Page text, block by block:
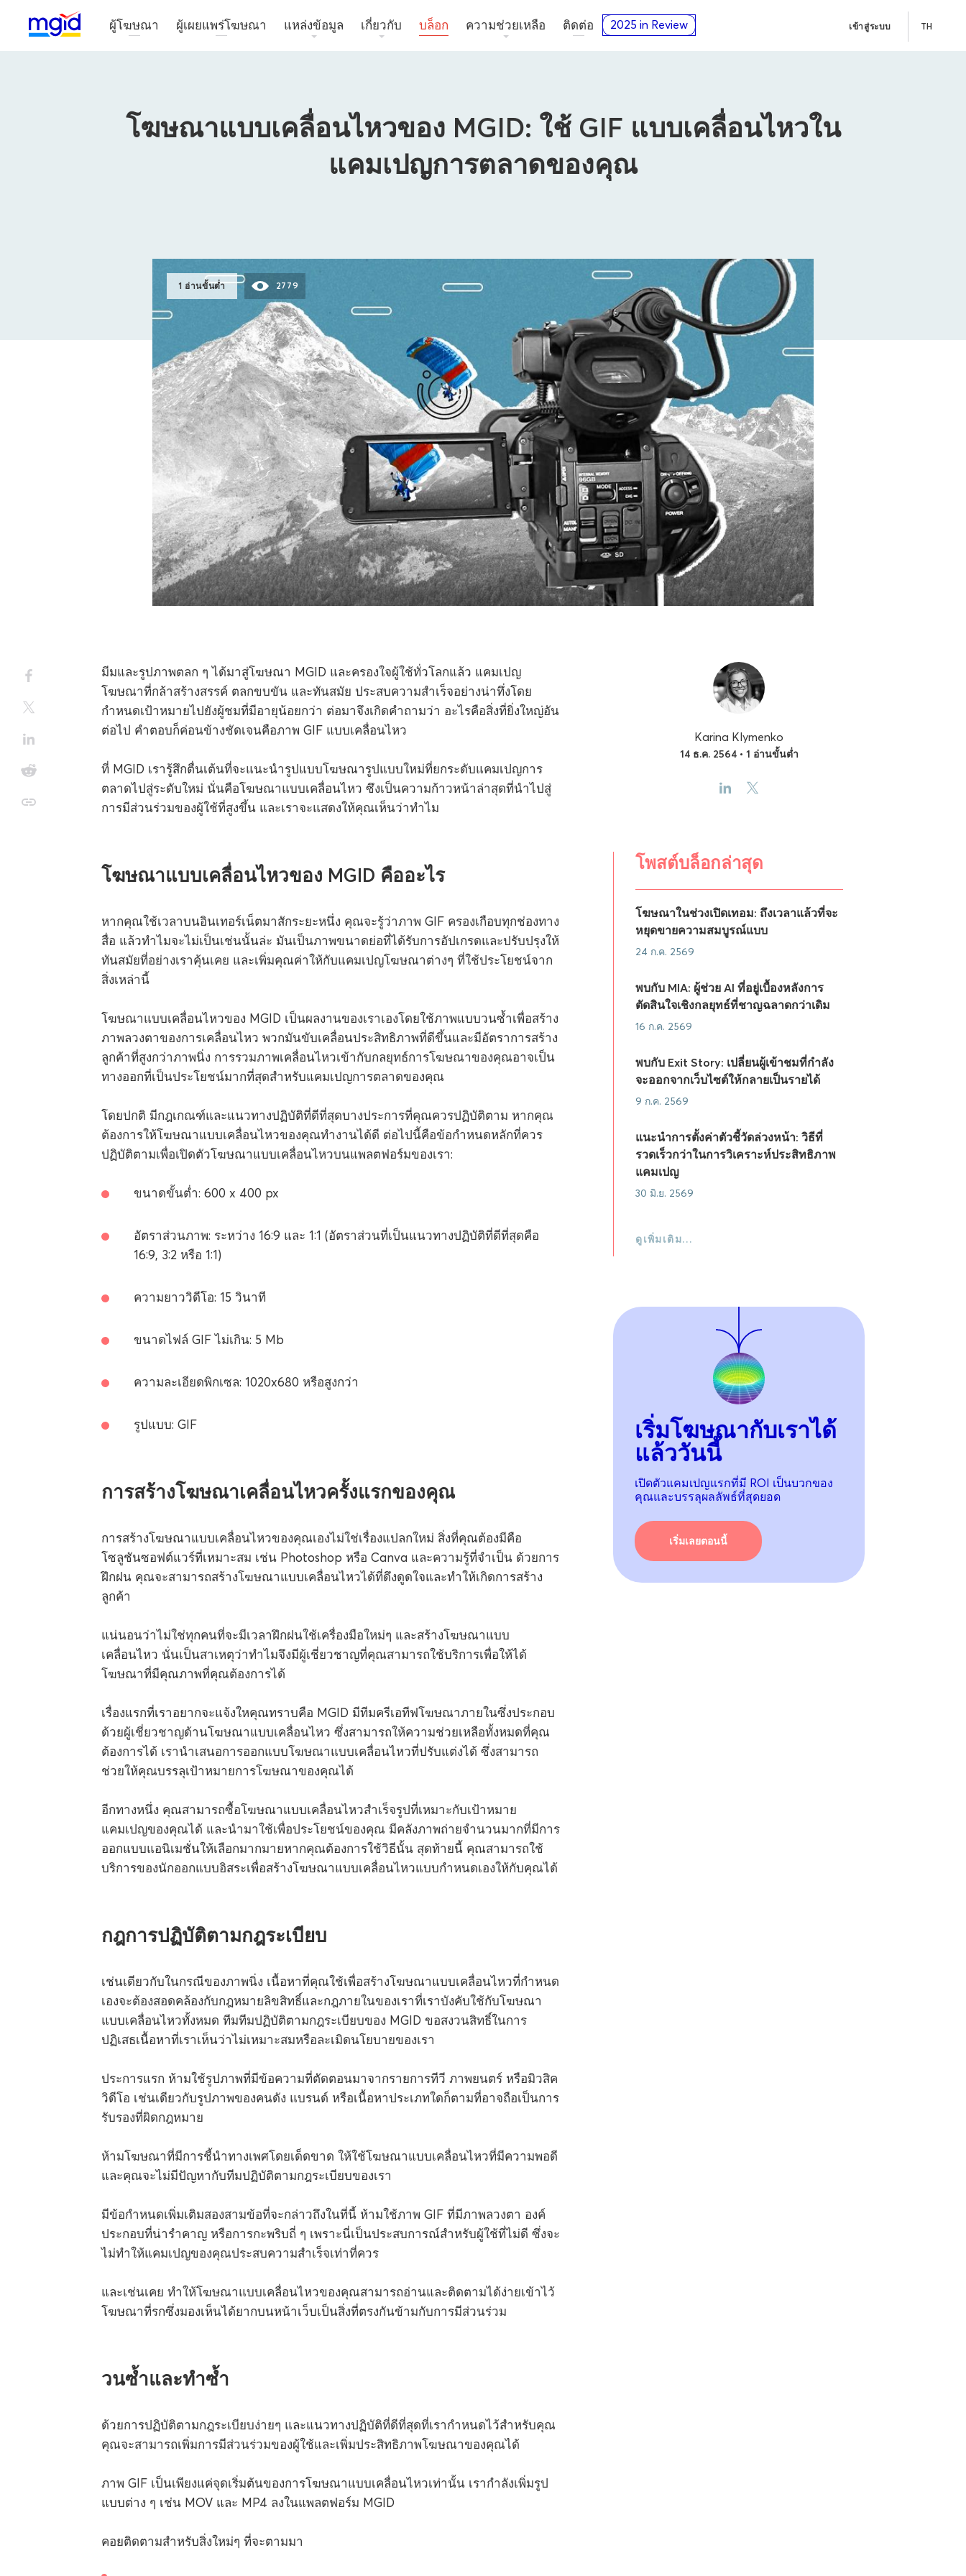
ผู้โฆษณา ผู้เผยแพร่โฆษณา แหล่งข้อมูล เกี่ยวกับ บล็อก ความช่วยเหลือ ติดต่อ 2025 in Review เข้าสู่ระบบ TH
โฆษณาแบบเคลื่อนไหวของ MGID: ใช้ GIF แบบเคลื่อนไหวใน
แคมเปญการตลาดของคุณ
1 อ่านขั้นต่ำ 2779
มีมและรูปภาพตลก ๆ ได้มาสู่โฆษณา MGID และครองใจผู้ใช้ทั่วโลกแล้ว แคมเปญ
โฆษณาที่กล้าสร้างสรรค์ ตลกขบขัน และทันสมัย ประสบความสำเร็จอย่างน่าทึ่งโดย
กำหนดเป้าหมายไปยังผู้ชมที่มีอายุน้อยกว่า ต่อมาจึงเกิดคำถามว่า อะไรคือสิ่งที่ยิ่งใหญ่อัน
ต่อไป คำตอบก็ค่อนข้างชัดเจนคือภาพ GIF แบบเคลื่อนไหว
ที่ MGID เรารู้สึกตื่นเต้นที่จะแนะนำรูปแบบโฆษณารูปแบบใหม่ที่ยกระดับแคมเปญการ
ตลาดไปสู่ระดับใหม่ นั่นคือโฆษณาแบบเคลื่อนไหว ซึงเป็นความก้าวหน้าล่าสุดที่นำไปสู่
การมีส่วนร่วมของผู้ใช้ที่สูงขึ้น และเราจะแสดงให้คุณเห็นว่าทำไม
โฆษณาแบบเคลื่อนไหวของ MGID คืออะไร
หากคุณใช้เวลาบนอินเทอร์เน็ตมาสักระยะหนึ่ง คุณจะรู้ว่าภาพ GIF ครองเกือบทุกช่องทาง
สื่อ แล้วทำไมจะไม่เป็นเช่นนั้นล่ะ มันเป็นภาพขนาดย่อที่ได้รับการอัปเกรดและปรับปรุงให้
ทันสมัยที่อย่างเราคุ้นเคย และเพิ่มคุณค่าให้กับแคมเปญโฆษณาต่างๆ ที่ใช้ประโยชน์จาก
สิ่งเหล่านี้
โฆษณาแบบเคลื่อนไหวของ MGID เป็นผลงานของเราเองโดยใช้ภาพแบบวนซ้ำเพื่อสร้าง
ภาพลวงตาของการเคลื่อนไหว พวกมันขับเคลื่อนประสิทธิภาพที่ดีขึ้นและมีอัตราการสร้าง
ลูกค้าที่สูงกว่าภาพนิ่ง การรวมภาพเคลื่อนไหวเข้ากับกลยุทธ์การโฆษณาของคุณอาจเป็น
ทางออกที่เป็นประโยชน์มากที่สุดสำหรับแคมเปญการตลาดของคุณ
โดยปกติ มีกฎเกณฑ์และแนวทางปฏิบัติที่ดีที่สุดบางประการที่คุณควรปฏิบัติตาม หากคุณ
ต้องการให้โฆษณาแบบเคลื่อนไหวของคุณทำงานได้ดี ต่อไปนี้คือข้อกำหนดหลักที่ควร
ปฏิบัติตามเพื่อเปิดตัวโฆษณาแบบเคลื่อนไหวบนแพลตฟอร์มของเรา:
ขนาดขั้นต่ำ: 600 x 400 px
อัตราส่วนภาพ: ระหว่าง 16:9 และ 1:1 (อัตราส่วนที่เป็นแนวทางปฏิบัติที่ดีที่สุดคือ
16:9, 3:2 หรือ 1:1)
ความยาววิดีโอ: 15 วินาที
ขนาดไฟล์ GIF ไม่เกิน: 5 Mb
ความละเอียดพิกเซล: 1020x680 หรือสูงกว่า
รูปแบบ: GIF
การสร้างโฆษณาเคลื่อนไหวครั้งแรกของคุณ
การสร้างโฆษณาแบบเคลื่อนไหวของคุณเองไม่ใช่เรื่องแปลกใหม่ สิ่งที่คุณต้องมีคือ
โซลูชันซอฟต์แวร์ที่เหมาะสม เช่น Photoshop หรือ Canva และความรู้ที่จำเป็น ด้วยการ
ฝึกฝน คุณจะสามารถสร้างโฆษณาแบบเคลื่อนไหวได้ที่ดึงดูดใจและทำให้เกิดการสร้าง
ลูกค้า
แน่นอนว่าไม่ใช่ทุกคนที่จะมีเวลาฝึกฝนใช้เครื่องมือใหม่ๆ และสร้างโฆษณาแบบ
เคลื่อนไหว นั่นเป็นสาเหตุว่าทำไมจึงมีผู้เชี่ยวชาญที่คุณสามารถใช้บริการเพื่อให้ได้
โฆษณาที่มีคุณภาพที่คุณต้องการได้
เรื่องแรกที่เราอยากจะแจ้งใหคุณทราบคือ MGID มีทีมครีเอทีฟโฆษณาภายในซึ่งประกอบ
ด้วยผู้เชี่ยวชาญด้านโฆษณาแบบเคลื่อนไหว ซึ่งสามารถให้ความช่วยเหลือทั้งหมดที่คุณ
ต้องการได้ เรานำเสนอการออกแบบโฆษณาแบบเคลื่อนไหวที่ปรับแต่งได้ ซึ่งสามารถ
ช่วยให้คุณบรรลุเป้าหมายการโฆษณาของคุณได้
อีกทางหนึ่ง คุณสามารถซื้อโฆษณาแบบเคลื่อนไหวสำเร็จรูปที่เหมาะกับเป้าหมาย
แคมเปญของคุณได้ และนำมาใช้เพื่อประโยชน์ของคุณ มีคลังภาพถ่ายจำนวนมากที่มีการ
ออกแบบแอนิเมชั่นให้เลือกมากมายหากคุณต้องการใช้วิธีนั้น สุดท้ายนี้ คุณสามารถใช้
บริการของนักออกแบบอิสระเพื่อสร้างโฆษณาแบบเคลื่อนไหวแบบกำหนดเองให้กับคุณได้
กฎการปฏิบัติตามกฎระเบียบ
เช่นเดียวกับในกรณีของภาพนิ่ง เนื้อหาที่คุณใช้เพื่อสร้างโฆษณาแบบเคลื่อนไหวที่กำหนด
เองจะต้องสอดคล้องกับกฎหมายลิขสิทธิ์และกฎภายในของเราที่เราบังคับใช้กับโฆษณา
แบบเคลื่อนไหวทั้งหมด ทีมทีมปฏิบัติตามกฎระเบียบของ MGID ขอสงวนสิทธิ์ในการ
ปฏิเสธเนื้อหาที่เราเห็นว่าไม่เหมาะสมหรือละเมิดนโยบายของเรา
ประการแรก ห้ามใช้รูปภาพที่มีข้อความที่ตัดตอนมาจากรายการทีวี ภาพยนตร์ หรือมิวสิค
วิดีโอ เช่นเดียวกับรูปภาพของคนดัง แบรนด์ หรือเนื้อหาประเภทใดก็ตามที่อาจถือเป็นการ
รับรองที่ผิดกฎหมาย
ห้ามโฆษณาที่มีการชี้นำทางเพศโดยเด็ดขาด ให้ใช้โฆษณาแบบเคลื่อนไหวที่มีความพอดี
และคุณจะไม่มีปัญหากับทีมปฏิบัติตามกฎระเบียบของเรา
มีข้อกำหนดเพิ่มเติมสองสามข้อที่จะกล่าวถึงในที่นี้ ห้ามใช้ภาพ GIF ที่มีภาพลวงตา องค์
ประกอบที่น่ารำคาญ หรือการกะพริบถี่ ๆ เพราะนี่เป็นประสบการณ์สำหรับผู้ใช้ที่ไม่ดี ซึ่งจะ
ไม่ทำให้แคมเปญของคุณประสบความสำเร็จเท่าที่ควร
และเช่นเคย ทำให้โฆษณาแบบเคลื่อนไหวของคุณสามารถอ่านและติดตามได้ง่ายเข้าไว้
โฆษณาที่รกซึ่งมองเห็นได้ยากบนหน้าเว็บเป็นสิ่งที่ตรงกันข้ามกับการมีส่วนร่วม
วนซ้ำและทำซ้ำ
ด้วยการปฏิบัติตามกฎระเบียบง่ายๆ และแนวทางปฏิบัติที่ดีที่สุดที่เรากำหนดไว้สำหรับคุณ
คุณจะสามารถเพิ่มการมีส่วนร่วมของผู้ใช้และเพิ่มประสิทธิภาพโฆษณาของคุณได้
ภาพ GIF เป็นเพียงแค่จุดเริ่มต้นของการโฆษณาแบบเคลื่อนไหวเท่านั้น เรากำลังเพิ่มรูป
แบบต่าง ๆ เช่น MOV และ MP4 ลงในแพลตฟอร์ม MGID
คอยติดตามสำหรับสิ่งใหม่ๆ ที่จะตามมา
Karina Klymenko
14 ธ.ค. 2564 • 1 อ่านขั้นต่ำ
โพสต์บล็อกล่าสุด
โฆษณาในช่วงเปิดเทอม: ถึงเวลาแล้วที่จะ
หยุดขายความสมบูรณ์แบบ
24 ก.ค. 2569
พบกับ MIA: ผู้ช่วย AI ที่อยู่เบื้องหลังการ
ตัดสินใจเชิงกลยุทธ์ที่ชาญฉลาดกว่าเดิม
16 ก.ค. 2569
พบกับ Exit Story: เปลี่ยนผู้เข้าชมที่กำลัง
จะออกจากเว็บไซต์ให้กลายเป็นรายได้
9 ก.ค. 2569
แนะนำการตั้งค่าตัวชี้วัดล่วงหน้า: วิธีที่
รวดเร็วกว่าในการวิเคราะห์ประสิทธิภาพ
แคมเปญ
30 มิ.ย. 2569
ดูเพิ่มเติม…
เริ่มโฆษณากับเราได้
แล้ววันนี้
เปิดตัวแคมเปญแรกที่มี ROI เป็นบวกของ
คุณและบรรลุผลลัพธ์ที่สุดยอด
เริ่มเลยตอนนี้